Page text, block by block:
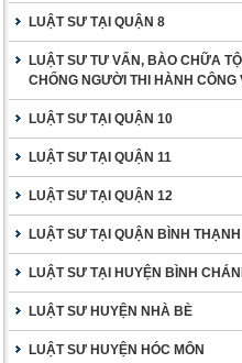
LUẬT SƯ TẠI QUẬN 8
LUẬT SƯ TƯ VẤN, BÀO CHỮA TỘI
CHỐNG NGƯỜI THI HÀNH CÔNG
LUẬT SƯ TẠI QUẬN 10
LUẬT SƯ TẠI QUẬN 11
LUẬT SƯ TẠI QUẬN 12
LUẬT SƯ TẠI QUẬN BÌNH THẠNH
LUẬT SƯ TẠI HUYỆN BÌNH
LUẬT SƯ HUYỆN NHÀ BÈ
LUẬT SƯ HUYỆN HÓC MÔN